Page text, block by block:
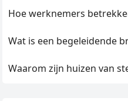
Hoe werknemers
Wat is een begeleidende
Waarom zijn huizen van